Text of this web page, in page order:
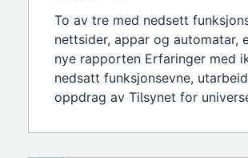
To av tre med nedsett
nettsider, appar og automatar,
nye rapporten Erfaringer med
nedsatt funksjonsevne,
oppdrag av Tilsynet for